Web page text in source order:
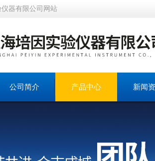
器有限公司网站
公司简介 产品中心 新闻